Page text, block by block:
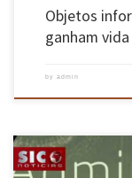
Objetos
ganham
by admin